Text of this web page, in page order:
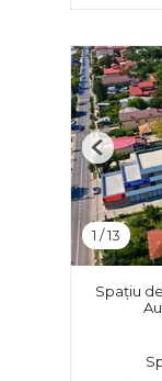
1 /13
Previous
Spațiu